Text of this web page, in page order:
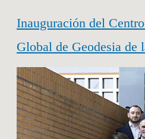
Inauguración del
Global de Geodesia de